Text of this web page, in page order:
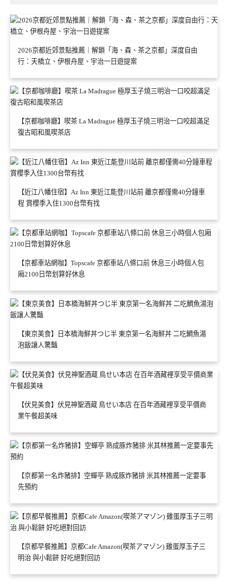
2026京都近郊景點推薦｜解鎖「海、森、茶之京都」深度自由
行：天橋立、伊根舟屋、宇治一日遊提案
【京都咖啡廳】喫茶 La Madrague 極厚玉子燒三明治一口咬超滿足
復古昭和風喫茶店
【近江八幡住宿】Az Inn 東近江能登川站前 離京都僅需40分鐘車
程 賞櫻季入住1300台幣有找
【京都車站網咖】Topscafe 京都車站八條口前 休息三小時個人包
廂2100日幣划算好休息
【東京美食】日本橋海鮮丼つじ半 東京第一名海鮮丼 二吃鯛魚湯
泡飯讓人驚豔
【伏見美食】伏見神聖酒蔵 鳥せい本店 在百年酒藏裡享受平價商
業午餐超美味
【京都第一名炸豬排】空蟬亭 熟成豚炸豬排 米其林推薦一定要事
先預約
【京都早餐推薦】京都Cafe Amazon(喫茶アマゾン) 雞蛋厚玉子三
明治 與小鬆餅 好吃絕對回訪